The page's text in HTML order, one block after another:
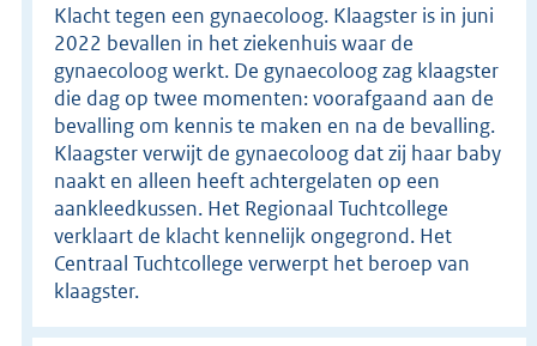
Klacht tegen een gynaecoloog. Klaagster is in juni
2022 bevallen in het ziekenhuis waar de
gynaecoloog werkt. De gynaecoloog zag klaagster
die dag op twee momenten: voorafgaand aan de
bevalling om kennis te maken en na de bevalling.
Klaagster verwijt de gynaecoloog dat zij haar baby
naakt en alleen heeft achtergelaten op een
aankleedkussen. Het Regionaal Tuchtcollege
verklaart de klacht kennelijk ongegrond. Het
Centraal Tuchtcollege verwerpt het beroep van
klaagster.